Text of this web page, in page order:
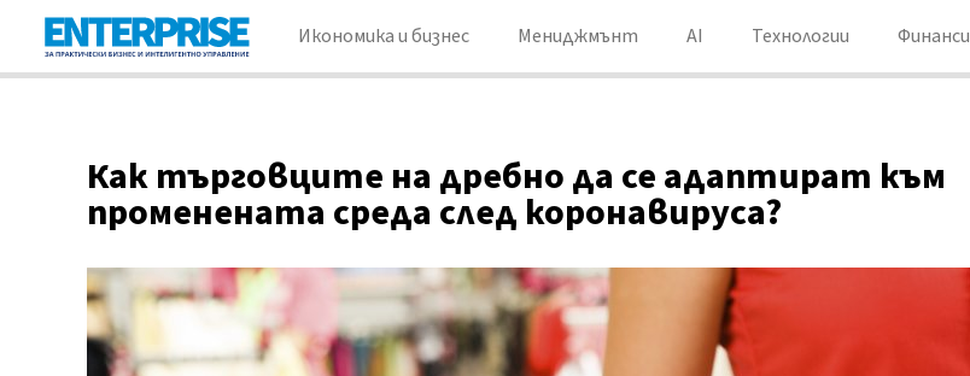
Икономика и бизнес Мениджмънт AI Технологии Финанси
Как търговците на дребно да се адаптират към
променената среда след коронавируса?